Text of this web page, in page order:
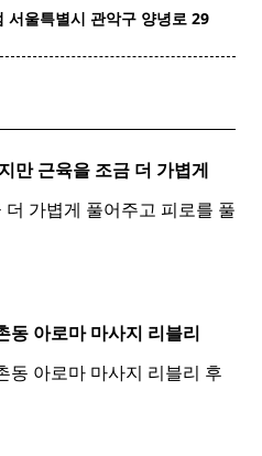
서울특별시 관악구 양녕로 29
만 근육을 조금 더 가볍게
가볍게 풀어주고 피로를 풀
동 아로마 마사지 리블리
동 아로마 마사지 리블리 후